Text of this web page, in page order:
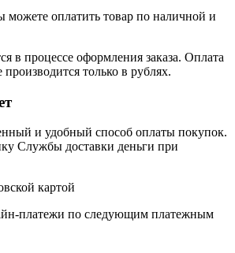
оплатить товар по наличной и
в процессе оформления заказа. Оплата
только в рублях.
и удобный способ оплаты покупок.
Службы доставки деньги при
картой
платежи по cледующим платежным